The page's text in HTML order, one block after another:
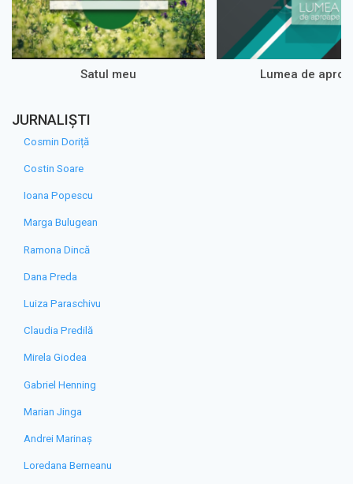
Satul meu Lumea de
JURNALIȘTI
Cosmin Doriță
Costin Soare
Ioana Popescu
Marga Bulugean
Ramona Dincă
Dana Preda
Luiza Paraschivu
Claudia Predilă
Mirela Giodea
Gabriel Henning
Marian Jinga
Andrei Marinaș
Loredana Berneanu